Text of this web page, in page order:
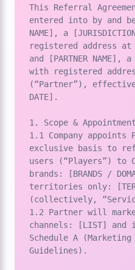
This Referral
entered into by and
NAME], a
registered address at
and [PARTNER
with registered
(“Partner”), effective
DATE].
1. Scope & Appointment
1.1 Company appoints
exclusive basis to
users (“Players”) to
brands: [BRANDS /
territories only:
(collectively,
1.2 Partner will
channels: [LIST] and
Schedule A (Marketing
Guidelines).